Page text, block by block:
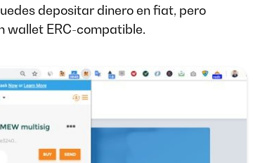
depositar dinero en fiat, pero
wallet ERC-compatible.